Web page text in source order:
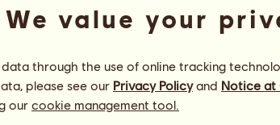
verschaffen. In der
auch die Pferde, die das
We value your
through the use of online tracking
please see our Privacy Policyand Notice at
our cookie management tool.